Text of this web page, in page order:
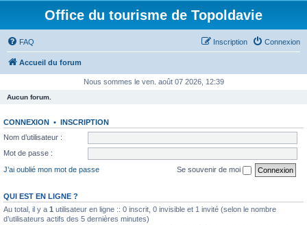
Office du tourisme de Topoldavie
FAQ Connexion
Inscription
Accueil du forum
Nous sommes le ven. août 07 2026, 12:39
Aucun forum.
CONNEXION • INSCRIPTION
Nom d’utilisateur :
Mot de passe :
J’ai oublié mon mot de passe
Se souvenir de moi
QUI EST EN LIGNE ?
Au total, il y a 1 utilisateur en ligne :: 0 inscrit, 0 invisible et 1 invité (selon le nombre
d’utilisateurs actifs des 5 dernières minutes)